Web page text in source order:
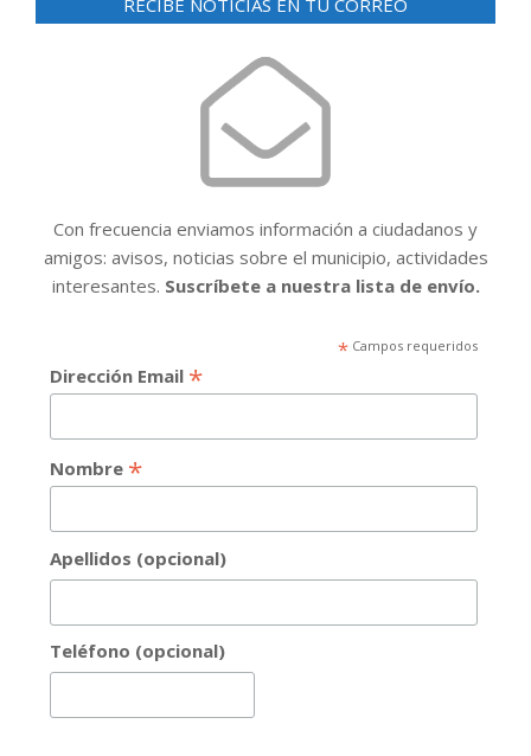
Con frecuencia enviamos información a ciudadanos y
amigos: avisos, noticias sobre el municipio, actividades
interesantes. Suscríbete a nuestra lista de envío.
*Campos requeridos
Dirección Email *
Nombre *
Apellidos (opcional)
Teléfono (opcional)